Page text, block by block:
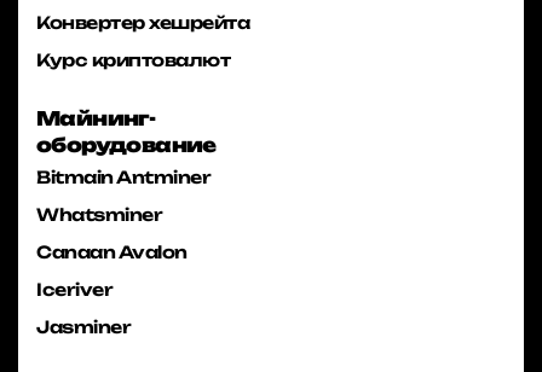
Конвертер хешрейта
Курс криптовалют
Майнинг-
оборудование
Bitmain Antminer
Whatsminer
Canaan Avalon
Iceriver
Jasminer